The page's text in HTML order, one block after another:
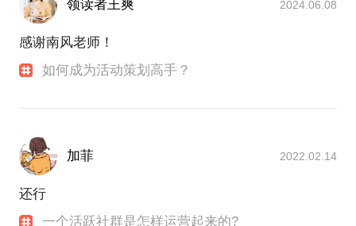
原本阅读APP、乐客独角兽学院、超校联盟、果岭创
投集团、成都全球跨境电商服务资源中心等十多个品
牌的策划与运作。2014年，我重新出发，创立草莓
——草莓是一个致力于促进全球范围内产生和分享创
意，催化创意实现，支持创新者成长的平台。我特别
领读者王爽 2024.06.08
感谢南风老师！
如何成为活动策划高手？
加菲 2022.02.14
还行
一个活跃社群是怎样运营起来的?